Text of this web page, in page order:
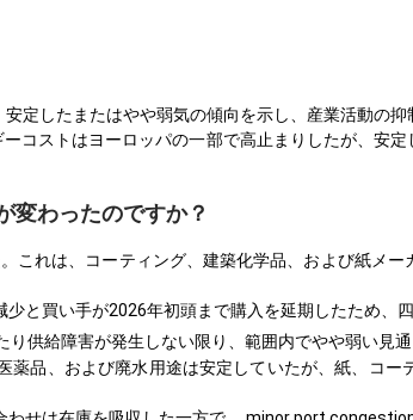
定したまたはやや弱気の傾向を示し、産業活動の抑
コストはヨーロッパの一部で高止まりしたが、安
変わったのですか？
これは、コーティング、建築化学品、および紙メ
と買い手が2026年初頭まで購入を延期したため、
供給障害が発生しない限り、範囲内でやや弱い見通
品、および廃水用途は安定していたが、紙、コ